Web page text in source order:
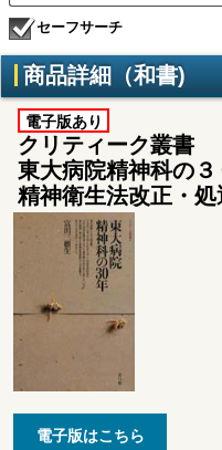
セーフサーチ
商品詳細（和書)
電子版あり
クリティーク叢書
東大病院精神科の
精神衛生法改正・